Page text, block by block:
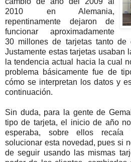
2010 en Alemania,
repentinamente dejaron de
funcionar aproximadamente
30 millones de tarjetas tanto de
Justamente estas tarjetas usaban
la tendencia actual hacia la cual
problema básicamente fue de
cómo se interpretan los datos y
continuación.
Sin duda, para la gente de
tipo de tarjeta, el inicio de año
esperaba, sobre ellos recaía
solucionar esta novedad, pues si
de seguir usando las mismas